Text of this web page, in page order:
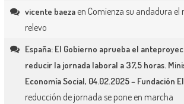
vicente baezaen Comienza su andadura
relevo
España: El Gobierno aprueba el
reducir la jornada laboral a 37,5 horas.
Economía Social, 04.02.2025 – Fundación
reducción de jornada se pone en marcha